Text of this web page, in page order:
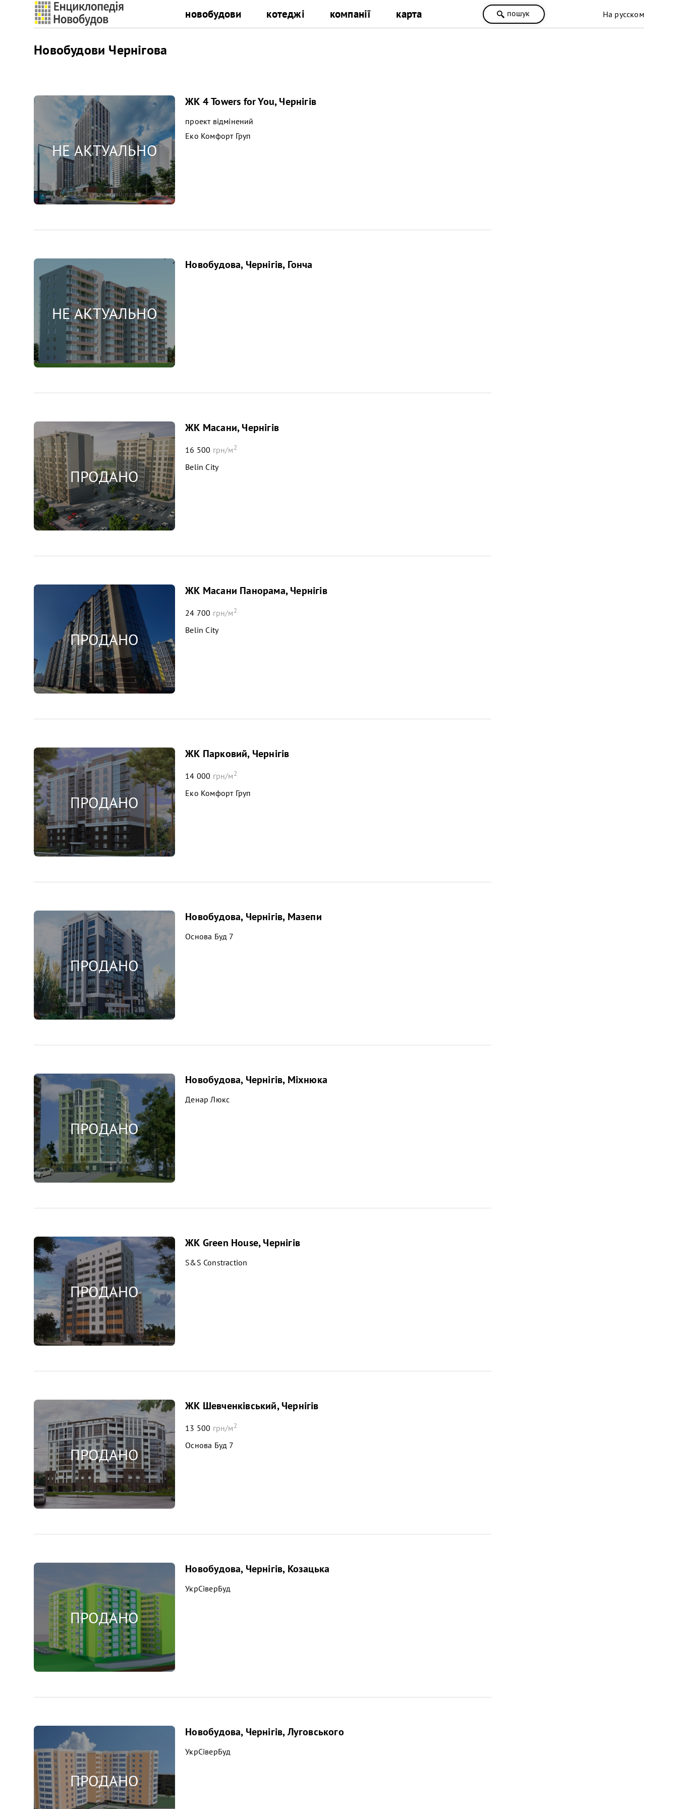
новобудови котеджі компанії карта пошук На русском
Новобудови Чернігова
ЖК 4 Towers for You, Чернігів
проект відмінений
Еко Комфорт Груп
Новобудова, Чернігів, Гонча
ЖК Масани, Чернігів
16 500 грн/м2
Belin City
ЖК Масани Панорама, Чернігів
24 700 грн/м2
Belin City
ЖК Парковий, Чернігів
14 000 грн/м2
Еко Комфорт Груп
Новобудова, Чернігів, Мазепи
Основа Буд 7
Новобудова, Чернігів, Міхнюка
Денар Люкс
ЖК Green House, Чернігів
S&S Constraction
ЖК Шевченківський, Чернігів
13 500 грн/м2
Основа Буд 7
Новобудова, Чернігів, Козацька
УкрСіверБуд
Новобудова, Чернігів, Луговського
УкрСіверБуд